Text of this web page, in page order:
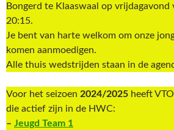
Bongerd te Klaaswaal op
20:15.
Je bent van harte welkom om onze
komen aanmoedigen.
Alle thuis wedstrijden staan in de
Voor het seizoen 2024/2025 heeft
die actief zijn in de HWC:
– Jeugd Team 1